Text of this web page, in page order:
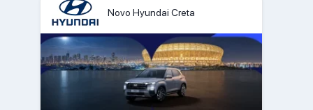
Novo Hyundai Creta